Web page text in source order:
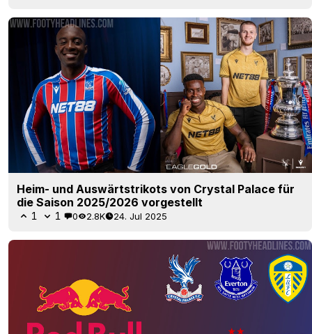
Heim- und Auswärtstrikots von Crystal Palace für
die Saison 2025/2026 vorgestellt
1 1 0 2.8K 24. Jul 2025